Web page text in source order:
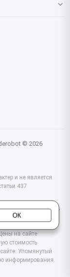
© 2026
и не является
437
Thunderobot,
а также
на сайте
стоимость
Упомянутый
информирования.
ОК